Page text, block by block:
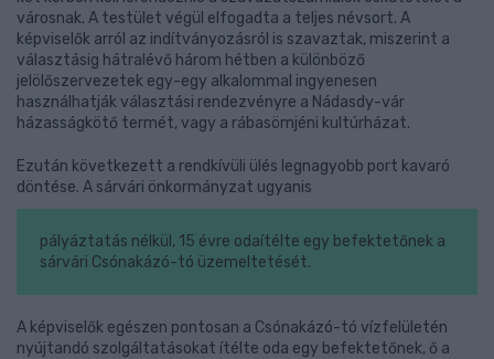
városnak. A testület végül elfogadta a teljes névsort. A
képviselők arról az indítványozásról is szavaztak, miszerint a
választásig hátralévő három hétben a különböző
jelölőszervezetek egy-egy alkalommal ingyenesen
használhatják választási rendezvényre a Nádasdy-vár
házasságkötő termét, vagy a rábasömjéni kultúrházat.
Ezután következett a rendkívüli ülés legnagyobb port kavaró
döntése. A sárvári önkormányzat ugyanis
pályáztatás nélkül, 15 évre odaítélte egy befektetőnek a
sárvári Csónakázó-tó üzemeltetését.
A képviselők egészen pontosan a Csónakázó-tó vízfelületén
nyújtandó szolgáltatásokat ítélte oda egy befektetőnek, ő a